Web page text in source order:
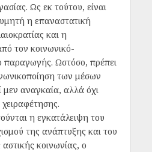
Ως εκ τούτου, είναι
η επαναστατική
και η
τον κοινωνικό-
παραγωγής. Ωστόσο, πρέπει
των μέσων
αναγκαία, αλλά όχι
η εγκατάλειψη του
της ανάπτυξης και του
κοινωνίας, ο